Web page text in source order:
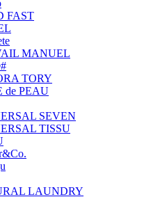
FAST
MANUEL
TORY
de PEAU
SEVEN
TISSU
LAUNDRY